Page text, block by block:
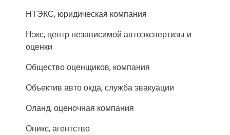
НТЭКС, юридическая компания
Нэкс, центр независимой автоэкспертизы и
оценки
Общество оценщиков, компания
Объектив авто окда, служба эвакуации
Оланд, оценочная компания
Оникс, агентство